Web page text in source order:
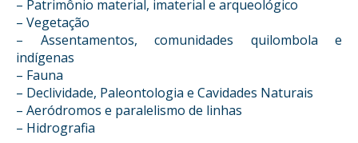
– Patrimônio material, imaterial e arqueológico
– Vegetação
– Assentamentos, comunidades quilombola e
indígenas
– Fauna
– Declividade, Paleontologia e Cavidades Naturais
– Aeródromos e paralelismo de linhas
– Hidrografia